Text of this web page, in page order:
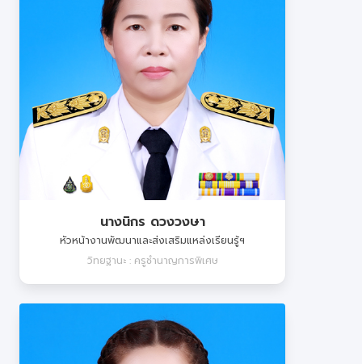
นางนิกร ดวงวงษา
หัวหน้างานพัฒนาและส่งเสริมแหล่งเรียนรู้ฯ
วิทยฐานะ : ครูชำนาญการพิเศษ